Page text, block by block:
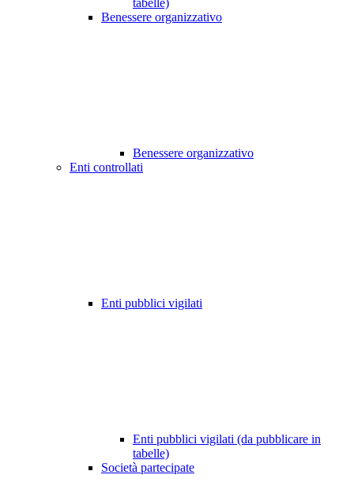
tabelle)
Benessere organizzativo
Benessere organizzativo
Enti controllati
Enti pubblici vigilati
Enti pubblici vigilati (da pubblicare in
tabelle)
Società partecipate